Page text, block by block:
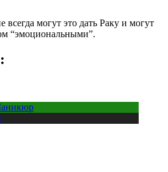
всегда могут это дать Раку и могут
“эмоциональными”.